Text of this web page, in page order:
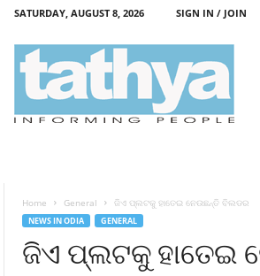
SATURDAY, AUGUST 8, 2026 SIGN IN / JOIN
Home General ଜିଏ ପ୍ଲଟକୁ ହାତେଇ ନେଉଛନ୍ତି ବିଲଡର
NEWS IN ODIA GENERAL
ଜିଏ ପ୍ଲଟକୁ ହାତେଇ